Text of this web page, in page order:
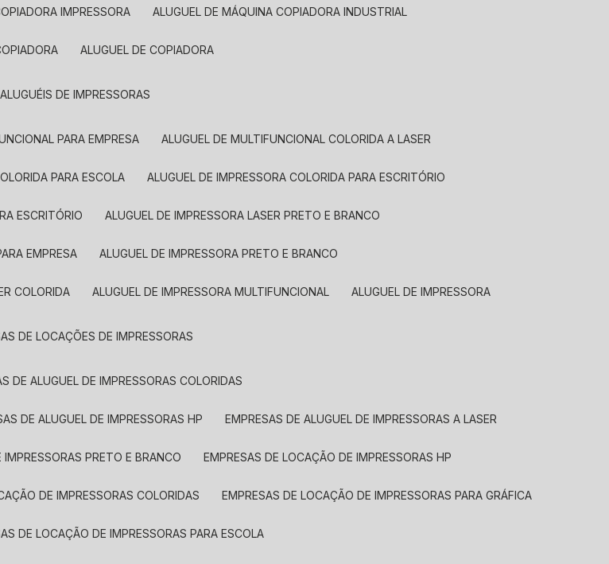
IMPRESSORA ALUGUEL DE MÁQUINA COPIADORA INDUSTRIAL
ALUGUEL DE COPIADORA
ALUGUÉIS DE IMPRESSORAS
PARA EMPRESA ALUGUEL DE MULTIFUNCIONAL COLORIDA A LASER
PARA ESCOLA ALUGUEL DE IMPRESSORA COLORIDA PARA ESCRITÓRIO
ESCRITÓRIO ALUGUEL DE IMPRESSORA LASER PRETO E BRANCO
EMPRESA ALUGUEL DE IMPRESSORA PRETO E BRANCO
COLORIDA ALUGUEL DE IMPRESSORA MULTIFUNCIONAL ALUGUEL DE IMPRESSORA
DE LOCAÇÕES DE IMPRESSORAS
DE ALUGUEL DE IMPRESSORAS COLORIDAS
DE ALUGUEL DE IMPRESSORAS HP EMPRESAS DE ALUGUEL DE IMPRESSORAS A LASER
IMPRESSORAS PRETO E BRANCO EMPRESAS DE LOCAÇÃO DE IMPRESSORAS HP
DE IMPRESSORAS COLORIDAS EMPRESAS DE LOCAÇÃO DE IMPRESSORAS PARA GRÁFICA
DE LOCAÇÃO DE IMPRESSORAS PARA ESCOLA